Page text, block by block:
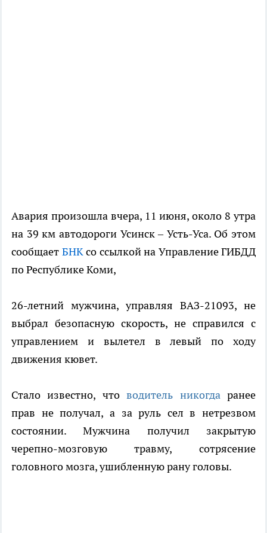
Авария произошла вчера, 11 июня, около 8 утра
на 39 км автодороги Усинск – Усть-Уса. Об этом
сообщает БНКсо ссылкой на Управление ГИБДД
по Республике Коми,
26-летний мужчина, управляя ВАЗ-21093, не
выбрал безопасную скорость, не справился с
управлением и вылетел в левый по ходу
движения кювет.
Стало известно, чтоводитель никогдаранее
прав не получал, а за руль сел в нетрезвом
состоянии. Мужчина получил закрытую
черепно-мозговую травму, сотрясение
головного мозга, ушибленную рану головы.